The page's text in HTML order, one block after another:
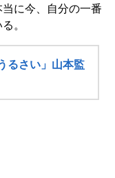
に今、自分の一番
。
るさい」山本監